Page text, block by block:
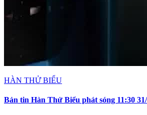
HÀN THỬ BIỂU
Bản tin Hàn Thử Biểu phát sóng 11:30